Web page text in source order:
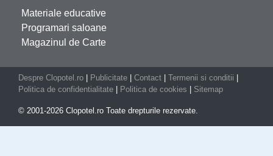
Materiale educative
Programari saloane
Magazinul de Carte
Despre Clopotel.ro Publicitate Contact Termenii si conditii
Politica de confidentialitate
Politica de cookies Sitemap
© 2001-2026 Clopotel.ro Toate drepturile rezervate.